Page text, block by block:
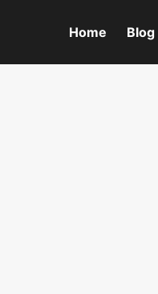
Home Blog